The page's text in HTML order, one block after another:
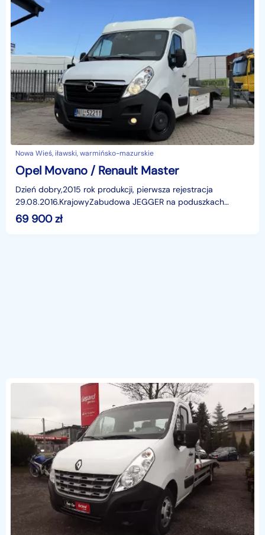
Nowa Wieś, iławski, warmińsko-mazurskie
Opel Movano / Renault Master
Dzień dobry,2015 rok produkcji, pierwsza rejestracja
29.08.2016.KrajowyZabudowa JEGGER na poduszkach
pneumatycznychKabina sypialniana SPOJKAR z
WebastoWyciągark
69 900zł